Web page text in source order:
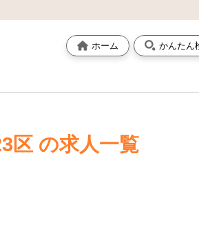
ホーム かんたん
区 の求人一覧